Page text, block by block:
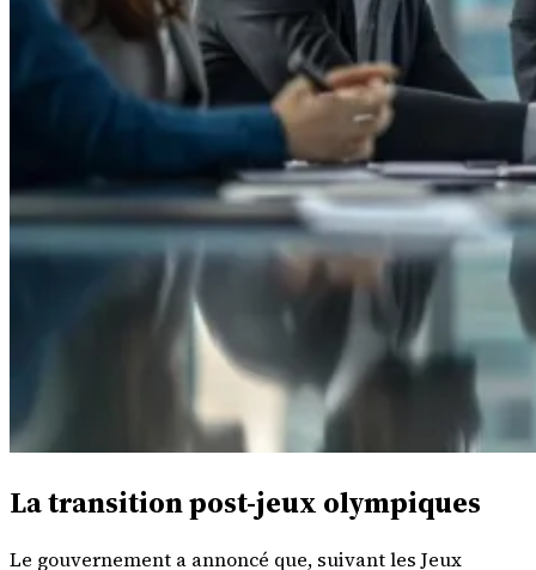
La transition post-jeux olympiques
Le gouvernement a annoncé que, suivant les Jeux